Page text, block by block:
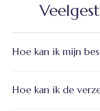
Hoe kan ik mijn
Hoe kan ik de